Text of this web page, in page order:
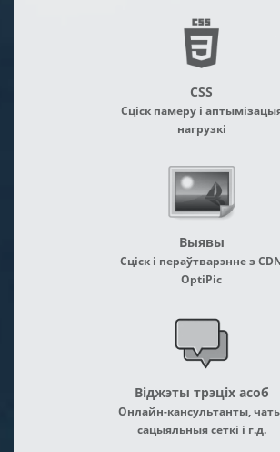
CSS
Сціск памеру і
нагрузкі
Выявы
Сціск і пераўтварэнне з
OptiPic
Віджэты трэціх асоб
Онлайн-кансультанты,
сацыяльныя сеткі і г.д.